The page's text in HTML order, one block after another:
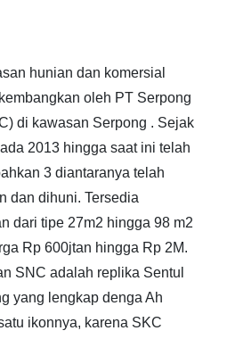
hunian dan komersial
oleh PT Serpong
di kawasan Serpong . Sejak
2013 hingga saat ini telah
3 diantaranya telah
dan dihuni. Tersedia
dari tipe 27m2 hingga 98 m2
Rp 600jtan hingga Rp 2M.
SNC adalah replika Sentul
yang lengkap denga Ah
ikonnya, karena SKC